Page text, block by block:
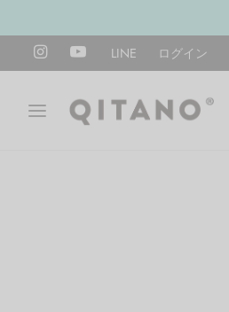
LINE ログイン